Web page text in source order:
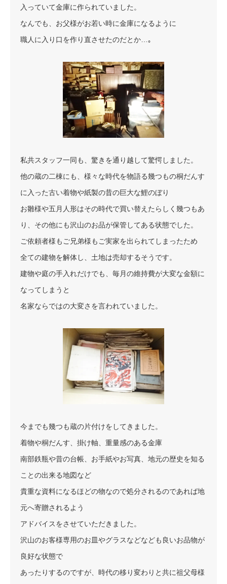
入っていて金庫に作られていました。
なんでも、お父様がお若い時に金庫になるように
職人に入り口を作り直させたのだとか…｡
私共スタッフ一同も、驚きを通り越して驚愕しました。
他の蔵の二棟にも、様々な時代を物語る幾つもの桐だんす
に入った古い着物や紙製の昔の巨大な鯉のぼり
お雛様や五月人形はその時代で買い替えたらしく幾つもあ
り、その他にも沢山のお品が保管してある状態でした。
ご依頼者様もご兄弟様もご実家を出られてしまったため
全ての建物を解体し、土地は売却するそうです。
建物や庭の手入れだけでも、毎月の維持費が大変な金額に
なってしまうと
名家ならではの大変さを言われていました。
今までも幾つも蔵の片付けをしてきました。
着物や桐だんす、掛け軸、重量感のある金庫
南部鉄瓶や昔の台帳、お手紙やお写真、地元の歴史を知る
ことの出来る地図など
貴重な資料になるほどの物なので処分されるのであれば地
元へ寄贈されるよう
アドバイスをさせていただきました。
沢山のお客様専用のお皿やグラスなどなども良いお品物が
良好な状態で
あったりするのですが、時代の移り変わりと共に祖父母様